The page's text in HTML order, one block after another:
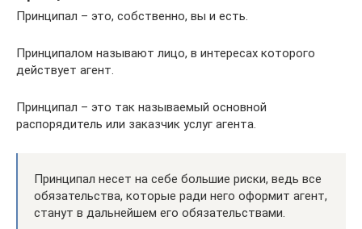
Принципал – это, собственно, вы и есть.
Принципалом называют лицо, в интересах которого
действует агент.
Принципал – это так называемый основной
распорядитель или заказчик услуг агента.
Принципал несет на себе большие риски, ведь все
обязательства, которые ради него оформит агент,
станут в дальнейшем его обязательствами.